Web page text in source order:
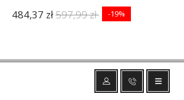
484,37 zł597,99 zł -19%